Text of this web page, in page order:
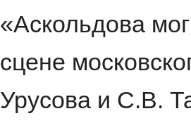
«Аскольдова
сцене
Урусова и С.В.